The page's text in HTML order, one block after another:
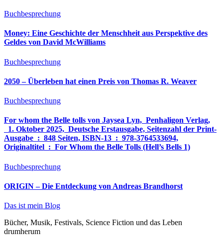
Buchbesprechung
Money: Eine Geschichte der Menschheit aus Perspektive des
Geldes von David McWilliams
Buchbesprechung
2050 – Überleben hat einen Preis von Thomas R. Weaver
Buchbesprechung
For whom the Belle tolls von Jaysea Lyn, ‎ Penhaligon Verlag,
‎ 1. Oktober 2025, ‎ Deutsche Erstausgabe, Seitenzahl der Print-
Ausgabe ‏ : ‎ 848 Seiten, ISBN-13 ‏ : ‎ 978-3764533694,
Originaltitel ‏ : ‎ For Whom the Belle Tolls (Hell’s Bells 1)
Buchbesprechung
ORIGIN – Die Entdeckung von Andreas Brandhorst
Das ist mein Blog
Bücher, Musik, Festivals, Science Fiction und das Leben
drumherum